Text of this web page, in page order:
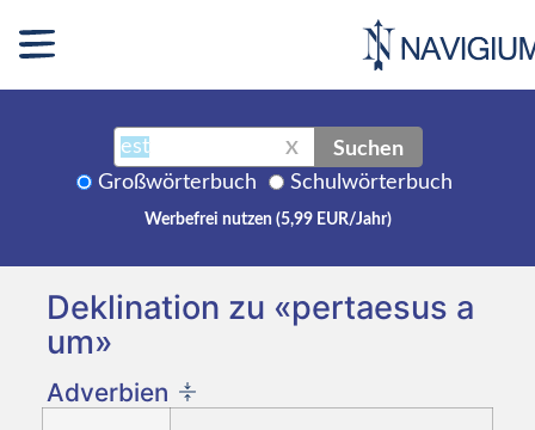
X Suchen
Großwörterbuch Schulwörterbuch
Werbefrei nutzen (5,99 EUR/Jahr)
Deklination zu «pertaesus a
um»
Adverbien